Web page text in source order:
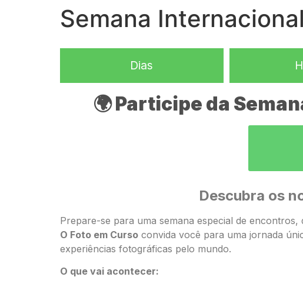
Semana
Dias
🌍 Participe da
Descubra os
Prepare-se para uma semana especial de encontros,
O Foto em Curso convida você para uma jornada
experiências fotográficas pelo mundo.
O que vai acontecer: